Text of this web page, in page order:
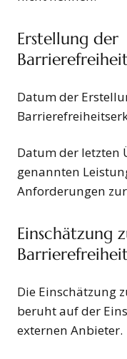
Erstellung der
Datum der
Datum der letzten
genannten
Anforderungen
Einschätzung
Barrierefreiheit
Die Einschätzung
beruht auf der
externen Anbieter.